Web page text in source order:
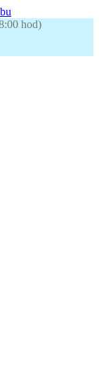
hod)